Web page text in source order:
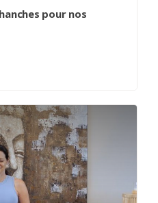
pour nos
de l’espace dans
amené à respecter
permette au corps de